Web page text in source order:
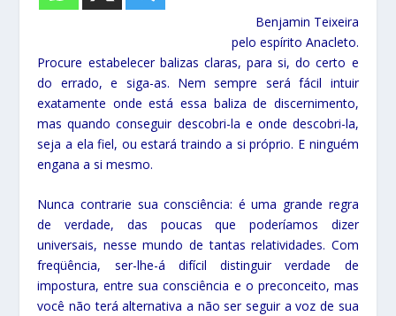
Benjamin Teixeira
pelo espírito Anacleto.
Procure estabelecer balizas claras, para si, do certo e
do errado, e siga-as. Nem sempre será fácil intuir
exatamente onde está essa baliza de discernimento,
mas quando conseguir descobri-la e onde descobri-la,
seja a ela fiel, ou estará traindo a si próprio. E ninguém
engana a si mesmo.
Nunca contrarie sua consciência: é uma grande regra
de verdade, das poucas que poderíamos dizer
universais, nesse mundo de tantas relatividades. Com
freqüência, ser-lhe-á difícil distinguir verdade de
impostura, entre sua consciência e o preconceito, mas
você não terá alternativa a não ser seguir a voz de sua